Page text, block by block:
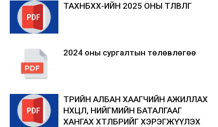
ТАХНБХХ-ИЙН 2025 ОНЫ ТӨЛӨВЛӨГӨӨ
2024 оны сургалтын төлөвлөгөө
ТӨРИЙН АЛБАН ХААГЧИЙН АЖИЛЛАХ
НӨХЦӨЛ, НИЙГМИЙН БАТАЛГААГ
ХАНГАХ ХӨТӨЛБӨРИЙГ ХЭРЭГЖҮҮЛЭХ